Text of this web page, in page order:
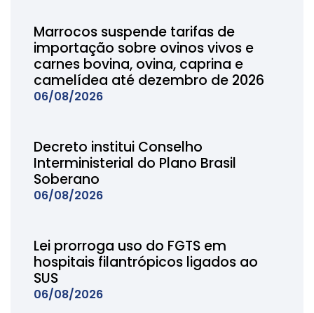
Marrocos suspende tarifas de
importação sobre ovinos vivos e
carnes bovina, ovina, caprina e
camelídea até dezembro de 2026
06/08/2026
Decreto institui Conselho
Interministerial do Plano Brasil
Soberano
06/08/2026
Lei prorroga uso do FGTS em
hospitais filantrópicos ligados ao
SUS
06/08/2026